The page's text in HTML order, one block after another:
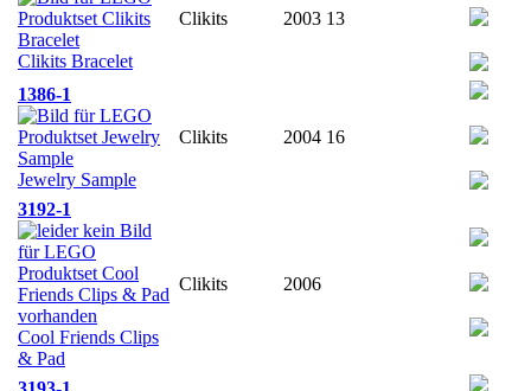
Clikits Bracelet
Clikits 2003 13
1386-1
Jewelry Sample
Clikits 2004 16
3192-1
Cool Friends Clips
& Pad
Clikits 2006